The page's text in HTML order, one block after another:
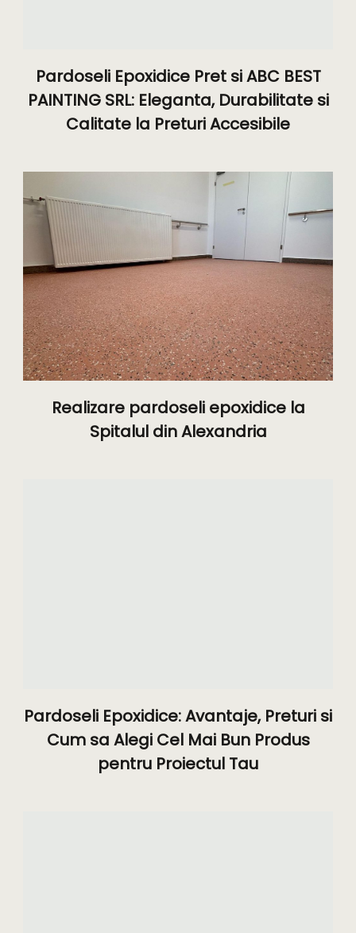
Pardoseli Epoxidice Pret si ABC BEST
PAINTING SRL: Eleganta, Durabilitate si
Calitate la Preturi Accesibile
Realizare pardoseli epoxidice la
Spitalul din Alexandria
Pardoseli Epoxidice: Avantaje, Preturi si
Cum sa Alegi Cel Mai Bun Produs
pentru Proiectul Tau